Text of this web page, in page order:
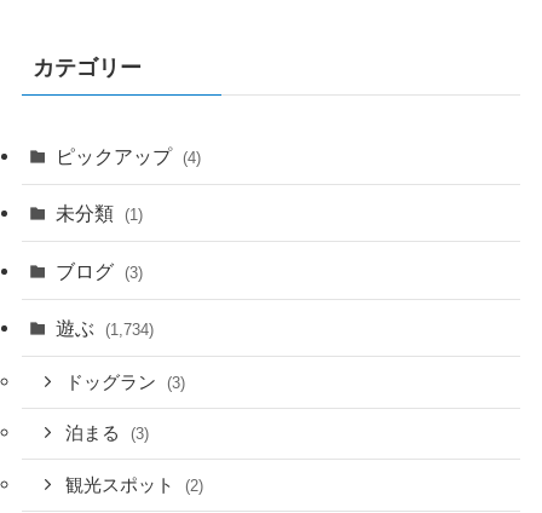
カテゴリー
ピックアップ (4)
未分類 (1)
ブログ (3)
遊ぶ (1,734)
ドッグラン (3)
泊まる (3)
観光スポット (2)